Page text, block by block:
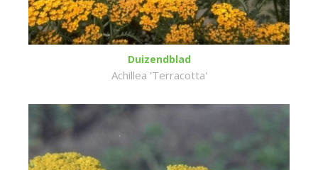
Duizendblad
Achillea 'Terracotta'